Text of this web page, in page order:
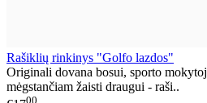
Rašiklių rinkinys "Golfo lazdos"
Originali dovana bosui, sporto
mėgstančiam žaisti draugui - raši..
00